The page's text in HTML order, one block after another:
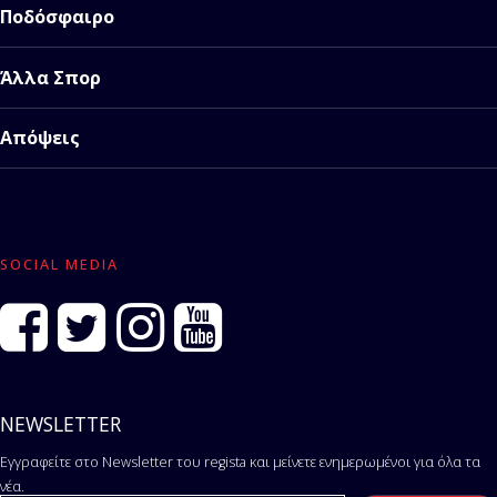
Ποδόσφαιρο
Άλλα Σπορ
Απόψεις
SOCIAL MEDIA
NEWSLETTER
Εγγραφείτε στο Newsletter του regista και μείνετε ενημερωμένοι για όλα τα
νέα.